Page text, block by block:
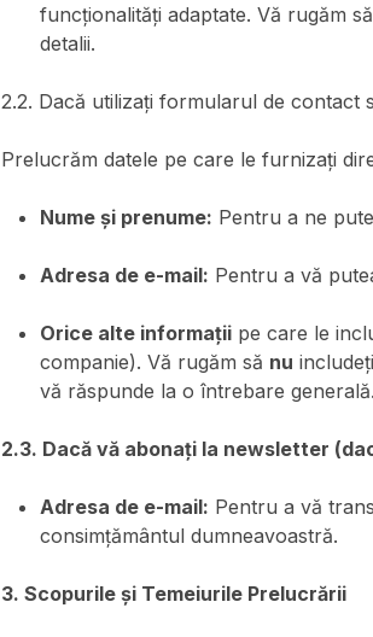
funcționalități adaptate. Vă rugăm
detalii.
2.2. Dacă utilizați formularul de contact
Prelucrăm datele pe care le furnizați
Nume și prenume: Pentru a ne
Adresa de e-mail: Pentru a vă
Orice alte informații pe care le
companie). Vă rugăm să nu
vă răspunde la o întrebare generală.
2.3. Dacă vă abonați la newsletter
Adresa de e-mail: Pentru a vă
consimțământul dumneavoastră.
3. Scopurile și Temeiurile Prelucrării